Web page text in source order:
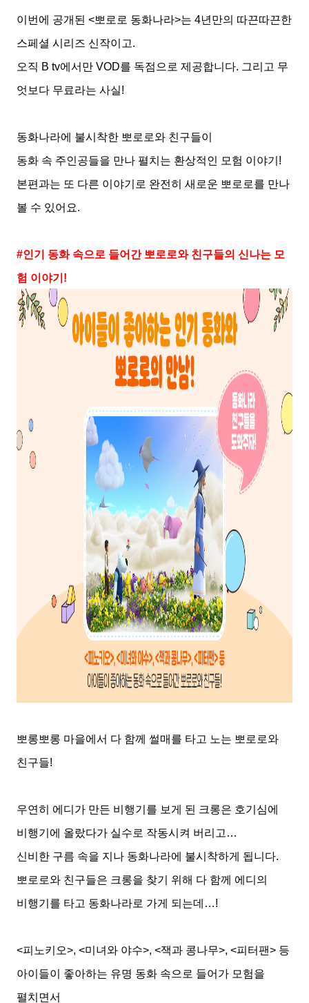
이번에 공개된 <뽀로로 동화나라>는 4년만의 따끈따끈한
스페셜 시리즈 신작이고.
오직 B tv에서만 VOD를 독점으로 제공합니다. 그리고 무
엇보다 무료라는 사실!
동화나라에 불시착한 뽀로로와 친구들이
동화 속 주인공들을 만나 펼치는 환상적인 모험 이야기 !
본편과는 또 다른 이야기로 완전히 새로운 뽀로로를 만나
볼 수 있어요.
#인기 동화 속으로 들어간 뽀로로와 친구들의 신나는 모
험 이야기 !
뽀롱뽀롱 마을에서 다 함께 썰매를 타고 노는 뽀로로와
친구들!
우연히 에디가 만든 비행기를 보게 된 크롱은 호기심에
비행기에 올랐다가 실수로 작동시켜 버리고 …
신비한 구름 속을 지나 동화나라에 불시착하게 됩니다.
뽀로로와 친구들은 크롱을 찾기 위해 다 함께 에디의
비행기를 타고 동화나라로 가게 되는데 …!
<피노키오>, <미녀와 야수>, <잭과 콩나무>, <피터팬> 등
아이들이 좋아하는 유명 동화 속으로 들어가 모험을
펼치면서